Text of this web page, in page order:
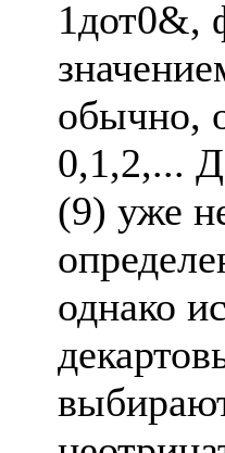
1дот0&,
обычно,
0,1,2,...
(9) уже
однако